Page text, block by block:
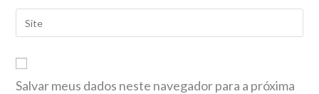
Salvar meus dados neste navegador para a próxima